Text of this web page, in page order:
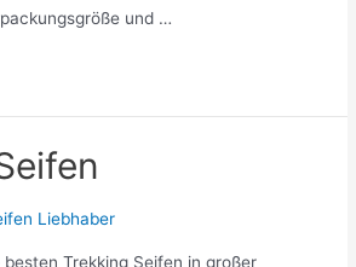
und …
Liebhaber
Trekking Seifen in großer